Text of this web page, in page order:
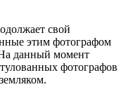
свой
этим фотографом
данный момент
фотографов